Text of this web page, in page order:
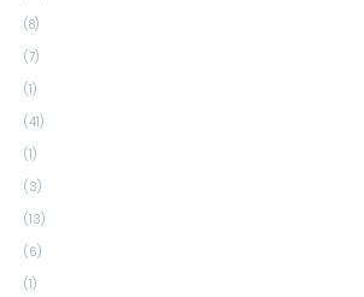
(8)
(7)
(1)
(41)
(1)
(3)
(13)
(6)
(1)